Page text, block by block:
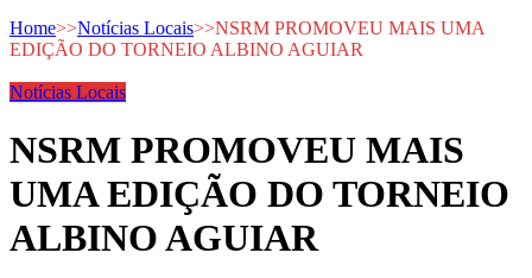
Home>>Notícias Locais>>NSRM PROMOVEU MAIS UMA
EDIÇÃO DO TORNEIO ALBINO AGUIAR
Notícias Locais
NSRM PROMOVEU MAIS
UMA EDIÇÃO DO TORNEIO
ALBINO AGUIAR